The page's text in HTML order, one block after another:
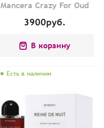
Mancera Crazy For Oud
3900руб.
В корзину
Есть в наличии